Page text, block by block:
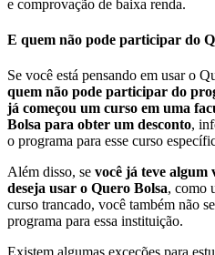
e comprovação de baixa renda.
E quem não pode participar do
Se você está pensando em usar o
quem não pode participar do
já começou um curso em uma
Bolsa para obter um desconto,
o programa para esse curso
Além disso, se você já teve algum
deseja usar o Quero Bolsa, como
curso trancado, você também não
programa para essa instituição.
Existem algumas exceções para